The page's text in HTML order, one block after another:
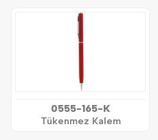
0555-165-K
Tükenmez Kalem